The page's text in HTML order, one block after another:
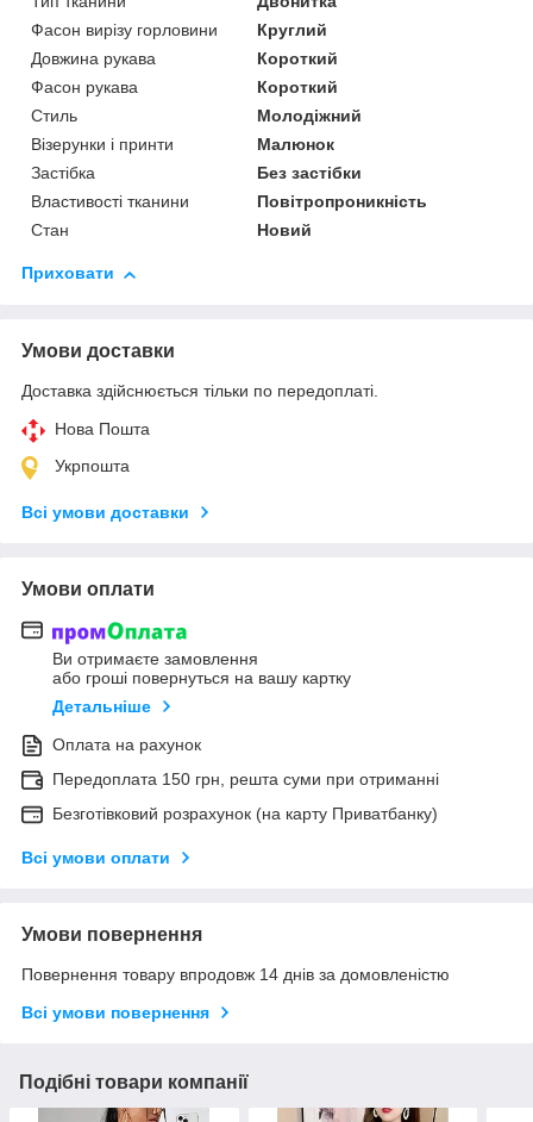
Фасон вирізу горловини
Круглий
Довжина рукава
Короткий
Фасон рукава
Короткий
Стиль
Молодіжний
Візерунки і принти
Малюнок
Застібка
Без застібки
Властивості тканини
Повітропроникність
Стан
Новий
Приховати
Умови доставки
Доставка здійснюється тільки по передоплаті.
Нова Пошта
Укрпошта
Всі умови доставки
Умови оплати
Ви отримаєте замовлення
або гроші повернуться на вашу картку
Детальніше
Оплата на рахунок
Передоплата 150 грн, решта суми при отриманні
Безготівковий розрахунок (на карту Приватбанку)
Всі умови оплати
Умови повернення
Повернення товару впродовж 14 днів за домовленістю
Всі умови повернення
Подібні товари компанії